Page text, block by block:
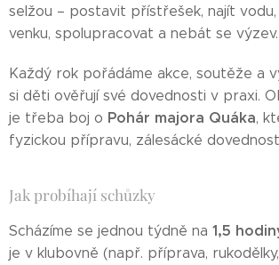
selžou – postavit přístřešek, najít
venku, spolupracovat a nebát se výzev.
Každý rok pořádáme akce, soutěže a
si děti ověřují své dovednosti v praxi.
je třeba boj o Pohár majora Quáka,
fyzickou přípravu, zálesácké
Jak probíhají schůzky
Scházíme se jednou týdně na 1,5
je v klubovně (např. příprava,